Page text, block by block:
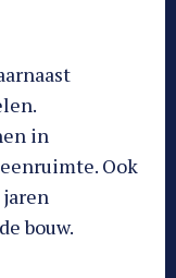
in
Ook
bouw.